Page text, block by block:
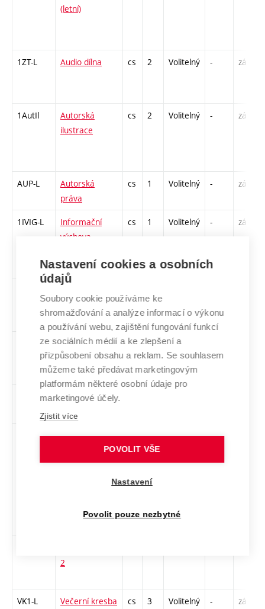
(letní)
1ZT-L Audio dílna cs 2 Volitelný - zá
1AutIl
Autorská
ilustrace
cs 2 Volitelný - zá
AUP-L
Autorská
práva
cs 1 Volitelný - zá
1IVIG-L
Informační
výchova –
gramotnost
cs 1 Volitelný - zá
programování
2
1MaUDe
Materialita a
udržitelnost v
designu
cs 2 Volitelný
1PeUM4
Performanční
umění 4
MUUM
Textil jako
společenských
uměleckých
cs 3 Volitelný -
2
VK1-L Večerní kresba cs 3 Volitelný - zá,zk
Nastavení cookies a osobních
údajů
Soubory cookie používáme ke
shromažďování a analýze informací o výkonu
a používání webu, zajištění fungování funkcí
ze sociálních médií a ke zlepšení a
přizpůsobení obsahu a reklam. Se souhlasem
můžeme také předávat marketingovým
platformám některé osobní údaje pro
marketingové účely.
Zjistit více
POVOLIT VŠE
Nastavení
Povolit pouze nezbytné